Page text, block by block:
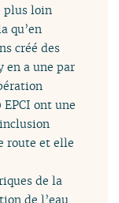
plus loin
qu’en
créé des
en a une par
ont une
route et elle
de la
de l’eau